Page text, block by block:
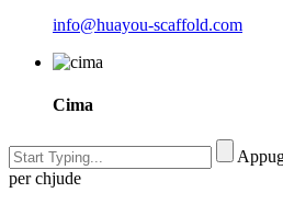
info@huayou-scaffold.com
Cima
per chjude